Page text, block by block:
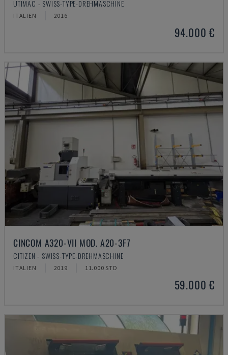
UTIMAC - SWISS-TYPE-DREHMASCHINE
ITALIEN 2016
94.000 €
CINCOM A320-VII MOD. A20-3F7
CITIZEN - SWISS-TYPE-DREHMASCHINE
ITALIEN 2019 11.000 STD
59.000 €